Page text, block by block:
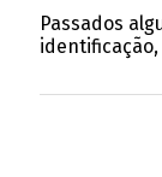
Passados